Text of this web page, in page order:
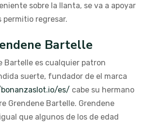
sobre la llanta, se va a apoyar
regresar.
Bartelle
Bartelle es cualquier patron
suerte, fundador de el marca
es/ cabe su hermano
Grendene Bartelle. Grendene
que algunos de los de edad